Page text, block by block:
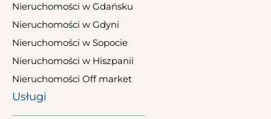
Nieruchomości w Gdańsku
Nieruchomości w Gdyni
Nieruchomości w Sopocie
Nieruchomości w Hiszpanii
Nieruchomości Off market
Usługi